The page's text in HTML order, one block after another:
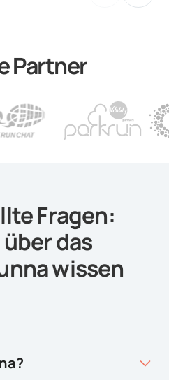
Partner
Fragen:
das
wissen